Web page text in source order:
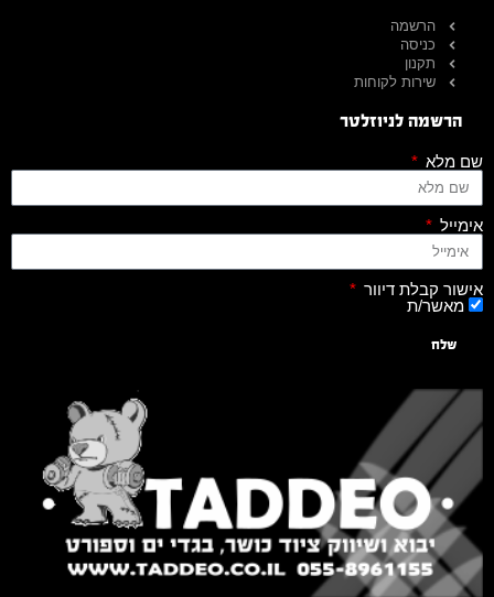
הרשמה
כניסה
תקנון
שירות לקוחות
הרשמה לניוזלטר
שם מלא
אימייל
אישור קבלת דיוור
מאשר/ת
שלח